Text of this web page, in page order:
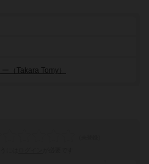
（Takara Tomy）